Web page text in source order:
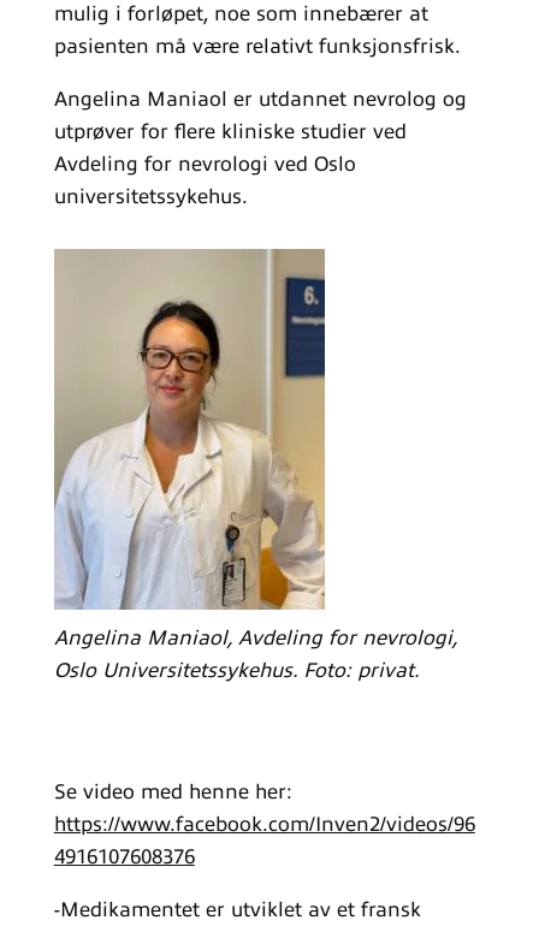
mulig i forløpet, noe som innebærer at
pasienten må være relativt funksjonsfrisk.
Angelina Maniaol er utdannet nevrolog og
utprøver for flere kliniske studier ved
Avdeling for nevrologi ved Oslo
universitetssykehus.
Angelina Maniaol, Avdeling for nevrologi,
Oslo Universitetssykehus. Foto: privat.
Se video med henne her:
https://www.facebook.com/Inven2/videos/96
4916107608376
-Medikamentet er utviklet av et fransk